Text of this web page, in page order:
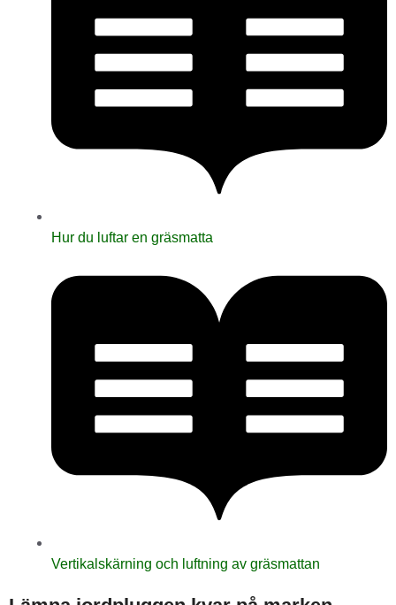
Hur du luftar en gräsmatta
Vertikalskärning och luftning av gräsmattan